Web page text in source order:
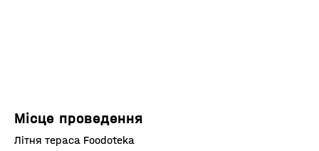
Місце проведення
Літня тераса Foodoteka